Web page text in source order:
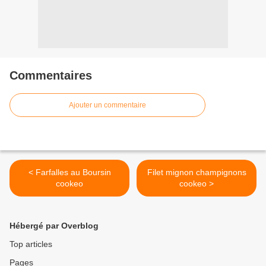
Commentaires
Ajouter un commentaire
< Farfalles au Boursin
cookeo
Filet mignon champignons
cookeo >
Hébergé par Overblog
Top articles
Pages